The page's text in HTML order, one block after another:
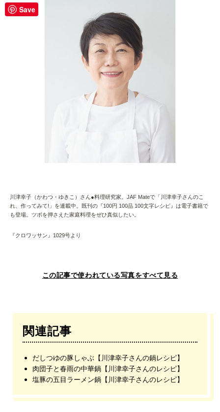
川津幸子（かわつ・ゆきこ）さん●料理研究家。JAF Mateで「川津幸子さんのこ
れ、作ってみて!」を連載中。既刊の『100円 100品 100文字レシピ』は電子書籍で
も登場。ツボを押さえた家庭料理をぜひ真似したい。
『クロワッサン』1029号より
この記事で使われている写真をすべて見る
関連記事
だしつゆの豚しゃぶ【川津幸子さんの鍋レシピ】
肉団子と春雨の中華鍋【川津幸子さんのレシピ】
塩豚の五目ラーメン鍋【川津幸子さんのレシピ】
Save